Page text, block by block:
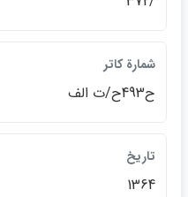
شمارة كاتر
ح493ح/ت الف
تاريخ
1364